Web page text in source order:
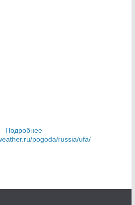
Подробнее
pogoda/russia/ufa/